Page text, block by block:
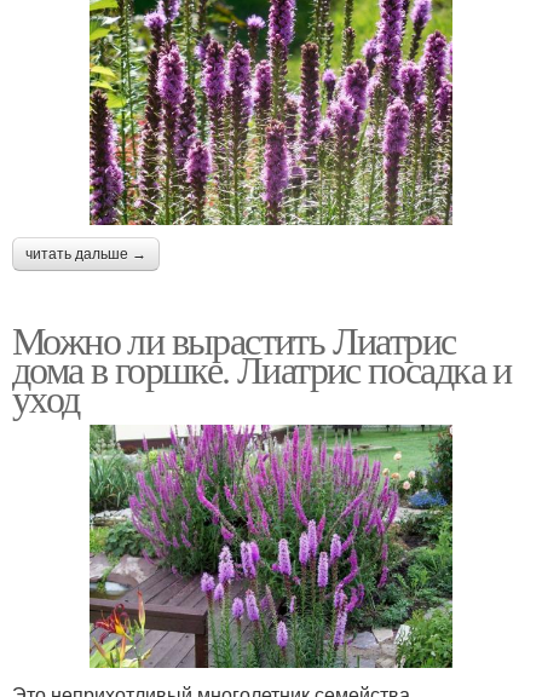
читать дальше →
Можно ли вырастить Лиатрис
дома в горшке. Лиатрис посадка и
уход